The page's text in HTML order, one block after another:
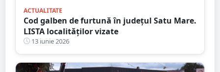
ACTUALITATE
Cod galben de furtună în județul Satu Mare.
LISTA localităților vizate
13 iunie 2026